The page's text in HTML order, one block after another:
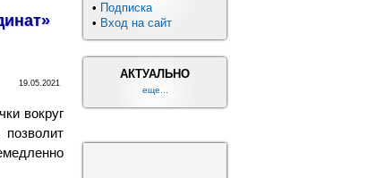
19.05.2021
вокруг
• Подписка
• Вход на сайт
АКТУАЛЬНО
еще...